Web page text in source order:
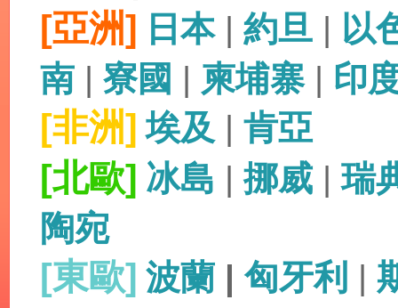
[亞洲] 日本| 約旦 | 以
南 | 寮國 | 柬埔寨| 印
[非洲] 埃及 | 肯亞
[北歐] 冰島 |挪威 |瑞
陶宛
[東歐] 波蘭 | 匈牙利 |